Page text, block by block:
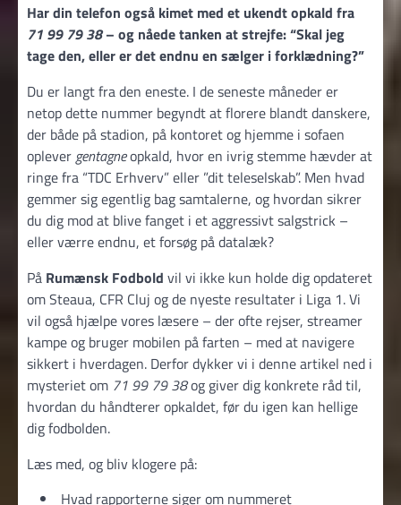
Har din telefon også kimet med et ukendt opkald fra
71 99 79 38– og nåede tanken at strejfe: “Skal jeg
tage den, eller er det endnu en sælger i forklædning?”
Du er langt fra den eneste. I de seneste måneder er
netop dette nummer begyndt at florere blandt danskere,
der både på stadion, på kontoret og hjemme i sofaen
oplever gentagneopkald, hvor en ivrig stemme hævder at
ringe fra “TDC Erhverv” eller ”dit teleselskab”. Men hvad
gemmer sig egentlig bag samtalerne, og hvordan sikrer
du dig mod at blive fanget i et aggressivt salgstrick –
eller værre endnu, et forsøg på datalæk?
På Rumænsk Fodbold vil vi ikke kun holde dig opdateret
om Steaua, CFR Cluj og de nyeste resultater i Liga 1. Vi
vil også hjælpe vores læsere – der ofte rejser, streamer
kampe og bruger mobilen på farten – med at navigere
sikkert i hverdagen. Derfor dykker vi i denne artikel ned i
mysteriet om 71 99 79 38og giver dig konkrete råd til,
hvordan du håndterer opkaldet, før du igen kan hellige
dig fodbolden.
Læs med, og bliv klogere på:
Hvad rapporterne siger om nummeret